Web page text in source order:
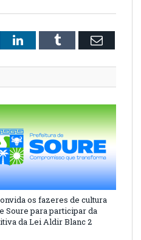
LinkedInTumblr Email
os fazeres de cultura
Soure para participar da
da Lei Aldir Blanc 2